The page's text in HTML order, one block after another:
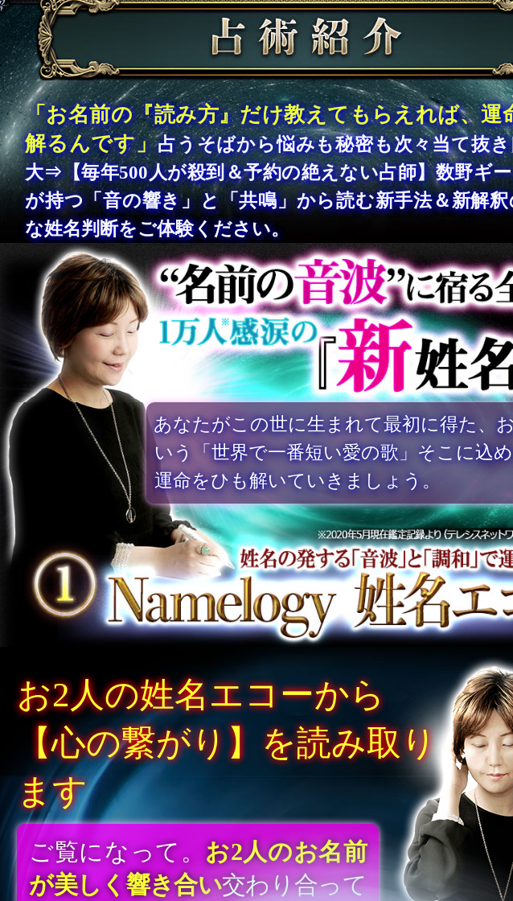
「お名前の『読み方』だけ教えてもらえれば、運
解るんです」占うそばから悩みも秘密も次々当て抜
大⇒【毎年500人が殺到＆予約の絶えない占師】数野ギ
が持つ「音の響き」と「共鳴」から読む新手法＆新解
な姓名判断をご体験ください。
あなたがこの世に生まれて最初に得た、
いう「世界で一番短い愛の歌」そこに込
運命をひも解いていきましょう。
お2人の姓名エコーから
【心の繋がり】を読み取り
ます
ご覧になって。お2人のお名前
が美しく響き合い交わり合って